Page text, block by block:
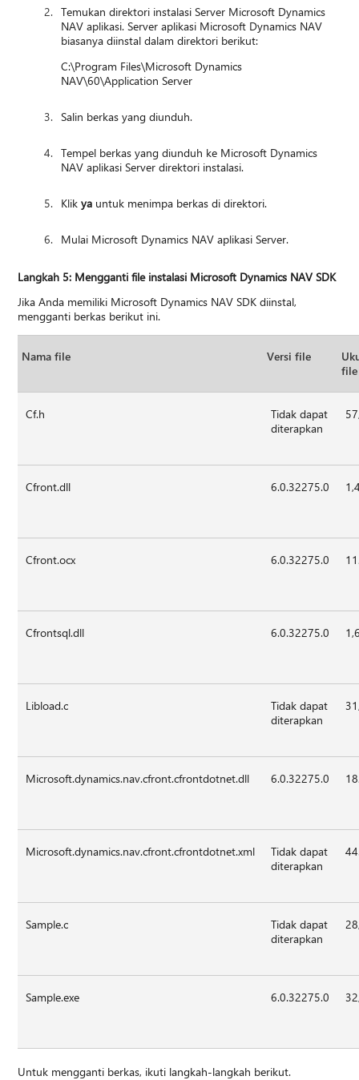
Temukan direktori instalasi Server Microsoft Dynamics
NAV aplikasi. Server aplikasi Microsoft Dynamics NAV
biasanya diinstal dalam direktori berikut:
C:\Program Files\Microsoft Dynamics
NAV\60\Application Server
Salin berkas yang diunduh.
Tempel berkas yang diunduh ke Microsoft Dynamics
NAV aplikasi Server direktori instalasi.
Klikya untuk menimpa berkas di direktori.
Mulai Microsoft Dynamics NAV aplikasi Server.
Langkah 5: Mengganti file instalasi Microsoft Dynamics NAV SDK
Jika Anda memiliki Microsoft Dynamics NAV SDK diinstal,
mengganti berkas berikut ini.
Nama file Versi file
file
Cf.h
Tidak dapat
diterapkan
Cfront.dll 6.0.32275.0
Cfront.ocx 6.0.32275.0
Cfrontsql.dll 6.0.32275.0
Libload.c
Tidak dapat
diterapkan
Microsoft.dynamics.nav.cfront.cfrontdotnet.dll 6.0.32275.0
Microsoft.dynamics.nav.cfront.cfrontdotnet.xml
Tidak dapat
diterapkan
Sample.c
Tidak dapat
diterapkan
Sample.exe 6.0.32275.0
Untuk mengganti berkas, ikuti langkah-langkah berikut.